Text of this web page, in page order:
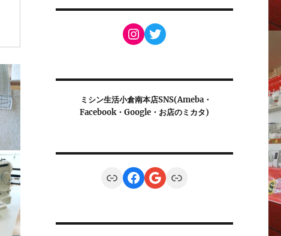
Instagram
Twitter
ミシン生活小倉南本店SNS(Ameba・
Facebook・Google・お店のミカタ)
LinkFacebook
Google
Link